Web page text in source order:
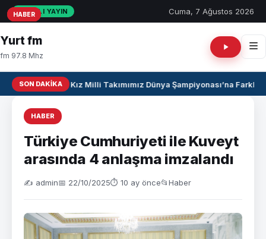
CANLI YAYIN Cuma, 7 Ağustos 2026
Yurt fm
fm 97.8 Mhz
SON DAKIKAU17 Kız Milli Takımımız Dünya Şampiyonası’na Farklı
HABER
Türkiye Cumhuriyeti ile Kuveyt
arasında 4 anlaşma imzalandı
✍️ admin📅 22/10/2025⏱ 10 ay önce📂Haber
HABER
HABER
HABER